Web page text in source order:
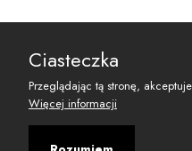
reset@resetobywatelski.pl
Ciasteczka
Przeglądając tą stronę,
Więcej informacji